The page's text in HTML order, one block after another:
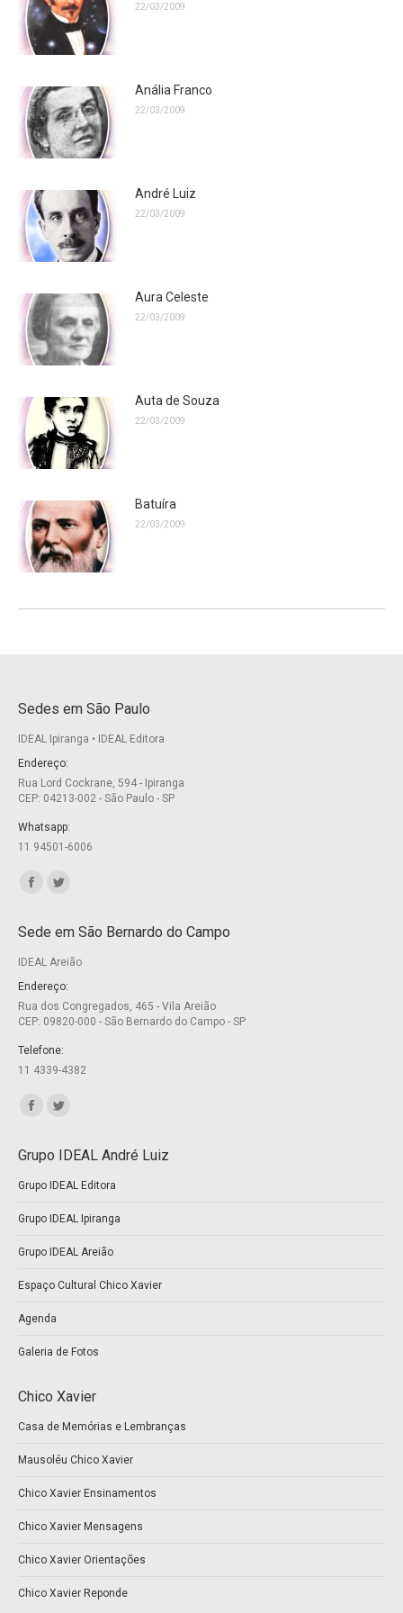
22/03/2009
Anália Franco
22/03/2009
André Luiz
22/03/2009
Aura Celeste
22/03/2009
Auta de Souza
22/03/2009
Batuíra
22/03/2009
Sedes em São Paulo
IDEAL Ipiranga • IDEAL Editora
Endereço:
Rua Lord Cockrane, 594 - Ipiranga
CEP: 04213-002 - São Paulo - SP
Whatsapp:
11 94501-6006
Encontre-nos em:
opens
in
new
window
opens
in
new
window
Sede em São Bernardo do Campo
IDEAL Areião
Endereço:
Rua dos Congregados, 465 - Vila Areião
CEP: 09820-000 - São Bernardo do Campo - SP
Telefone:
11 4339-4382
Encontre-nos em:
opens
in
opens
in
Grupo IDEAL André Luiz
Grupo IDEAL Editora
Grupo IDEAL Ipiranga
Grupo IDEAL Areião
Espaço Cultural Chico Xavier
Agenda
Galeria de Fotos
Chico Xavier
Casa de Memórias e Lembranças
Mausoléu Chico Xavier
Chico Xavier Ensinamentos
Chico Xavier Mensagens
Chico Xavier Orientações
Chico Xavier Reponde